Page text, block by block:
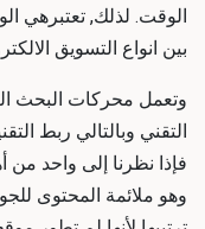
الوقت. لذلك, تعتبرهي
بين انواع التسويق
وتعمل محركات البحث
التقني وبالتالي ربط
فإذا نظرنا إلى واحد من
وهو ملائمة المحتوى